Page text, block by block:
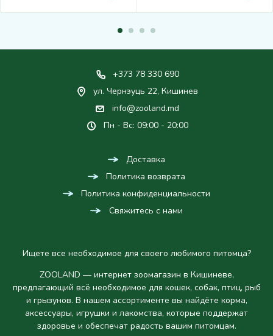
+373 78 330 690
ул. Чернэуць 22, Кишинев
info@zooland.md
Пн - Вс: 09:00 - 20:00
Доставка
Политика возврата
Политика конфиденциальности
Свяжитесь с нами
Ищете все необходимое для своего любимого питомца?
ZOOLAND — интернет зоомагазин в Кишиневе,
предлагающий всё необходимое для кошек, собак, птиц, рыб
и грызунов. В нашем ассортименте вы найдёте корма,
аксессуары, игрушки и лакомства, которые поддержат
здоровье и обеспечат радость вашим питомцам.